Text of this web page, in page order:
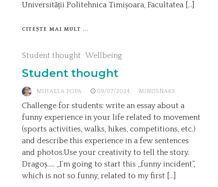
Universității Politehnica Timișoara, Facultatea […]
CITEȘTE MAI MULT ...
Student thought Wellbeing
Student thought
MIHAELA POPA 09/07/2024 MINDSNAKS
Challenge for students: write an essay about a
funny experience in your life related to movement
(sports activities, walks, hikes, competitions, etc.)
and describe this experience in a few sentences
and photos.Use your creativity to tell the story.
Dragoș….. ,,I’m going to start this ,,funny incident”,
which is not so funny, related to my first […]